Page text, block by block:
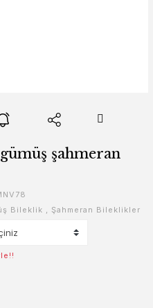
şahmeran
Bileklik , Şahmeran Bileklikler